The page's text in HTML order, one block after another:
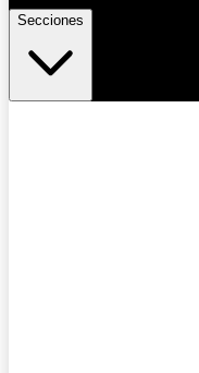
Secciones